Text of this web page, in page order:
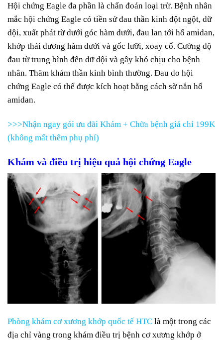
Hội chứng Eagle đa phần là chẩn đoán loại trừ. Bệnh nhân
mắc hội chứng Eagle có tiền sử đau thần kinh đột ngột, dữ
dội, xuất phát từ dưới góc hàm dưới, đau lan tới hố amidan,
khớp thái dương hàm dưới và gốc lưỡi, xoay cổ. Cường độ
đau từ trung bình đến dữ dội và gây khó chịu cho bệnh
nhân. Thăm khám thần kinh bình thường. Đau do hội
chứng Eagle có thể được kích hoạt bằng cách sờ nắn hố
amidan.
>>>Nhận ngay gói ưu đãi Khám + Chữa bệnh giá chỉ 199K
(không mất thêm phụ phí)
Khám và điều trị hiệu quả hội chứng Eagle
Phòng khám cơ xương khớp quốc tế HTC là một trong các
địa chỉ vàng trong khám điều trị bệnh cơ xương khớp ở